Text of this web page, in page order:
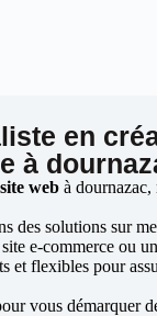
en
à
web à dournazac,
des solutions sur
e-commerce ou
et flexibles pour
vous démarquer